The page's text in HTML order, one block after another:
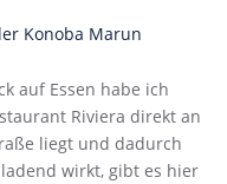
auf Essen habe ich
Riviera direkt an
liegt und dadurch
wirkt, gibt es hier